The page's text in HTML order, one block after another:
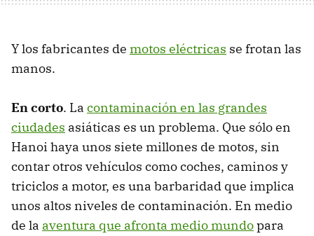
Y los fabricantes de motos eléctricas se frotan las
manos.
En corto. La contaminación en las grandes
ciudades asiáticas es un problema. Que sólo en
Hanoi haya unos siete millones de motos, sin
contar otros vehículos como coches, caminos y
triciclos a motor, es una barbaridad que implica
unos altos niveles de contaminación. En medio
de la aventura que afronta medio mundopara